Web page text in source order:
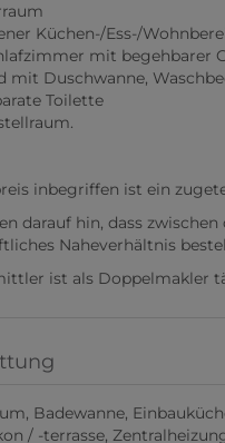
Küchen-/Ess-/
mit begehbarer
mit Duschwanne,
Toilette
inbegriffen ist ein
darauf hin, dass
Naheverhältnis
ist als Doppelmakler
Badewanne
/ -terrasse